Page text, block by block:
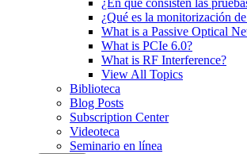
¿En qué consisten las
¿Qué es la monitorización
What is a Passive Optical
What is PCIe 6.0?
What is RF Interference?
View All Topics
Biblioteca
Blog Posts
Subscription Center
Videoteca
Seminario en línea